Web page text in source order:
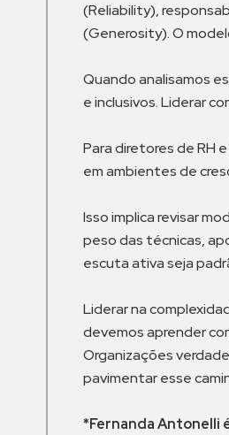
(Reliability),
(Generosity). O
Quando analisamos
e inclusivos. Liderar
Para diretores de RH
em ambientes de
Isso implica revisar
peso das técnicas,
escuta ativa seja
Liderar na
devemos aprender
Organizações
pavimentar esse
*Fernanda Antonelli